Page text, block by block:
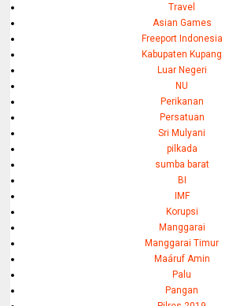
Travel
Asian Games
Freeport Indonesia
Kabupaten Kupang
Luar Negeri
NU
Perikanan
Persatuan
Sri Mulyani
pilkada
sumba barat
BI
IMF
Korupsi
Manggarai
Manggarai Timur
Maáruf Amin
Palu
Pangan